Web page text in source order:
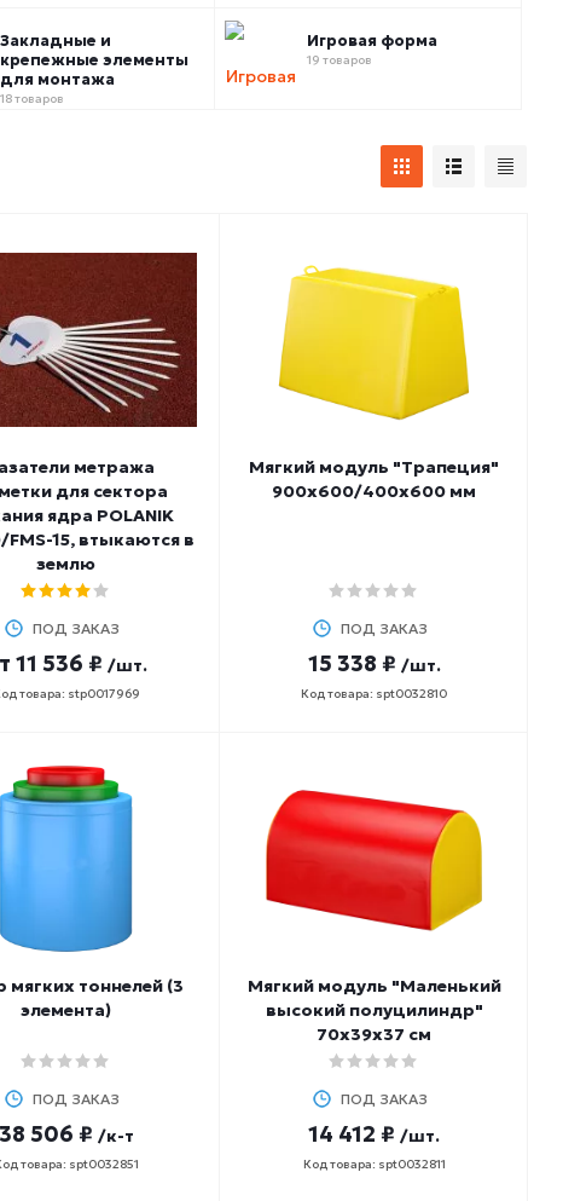
Закладные и
крепежные элементы
для монтажа
18 товаров
Игровая форма
19 товаров
метража
для сектора
ядра POLANIK
FMS-15, втыкаются в
землю
ПОД ЗАКАЗ
11 536 ₽ /шт.
товара: stp0017969
Мягкий модуль "Трапеция"
900х600/400х600 мм
ПОД ЗАКАЗ
15 338 ₽ /шт.
Код товара: spt0032810
мягких тоннелей (3
элемента)
ПОД ЗАКАЗ
38 506 ₽ /к-т
товара: spt0032851
Мягкий модуль "Маленький
высокий полуцилиндр"
70х39х37 см
ПОД ЗАКАЗ
14 412 ₽ /шт.
Код товара: spt0032811